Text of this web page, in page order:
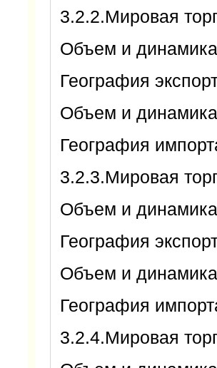
3.2.2.Мировая
Объем и
География
Объем и
География
3.2.3.Мировая
Объем и
География
Объем и
География
3.2.4.Мировая